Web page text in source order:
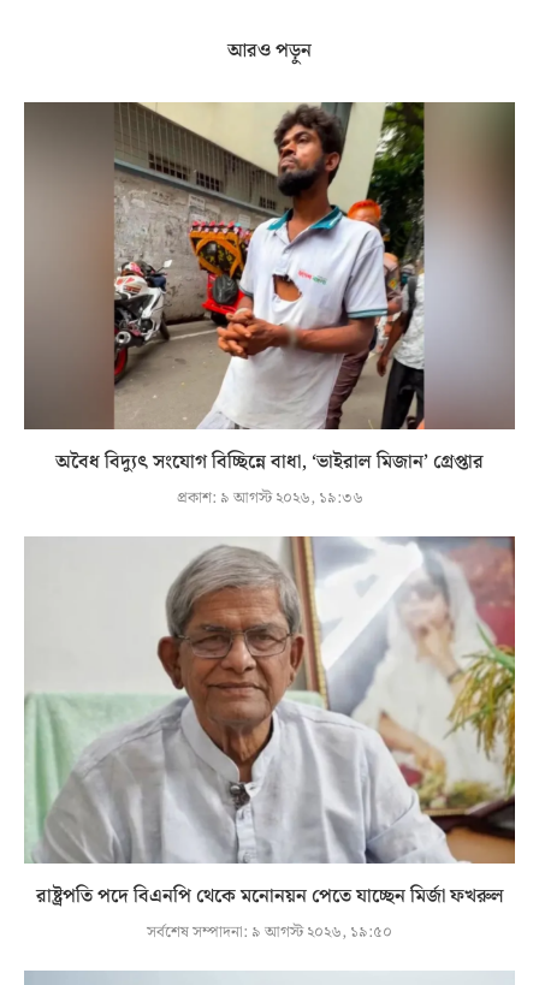
আরও পড়ুন
অবৈধ বিদ্যুৎ সংযোগ বিচ্ছিন্নে বাধা, ‘ভাইরাল মিজান’ গ্রেপ্তার
প্রকাশ: ৯ আগস্ট ২০২৬, ১৯:৩৬
রাষ্ট্রপতি পদে বিএনপি থেকে মনোনয়ন পেতে যাচ্ছেন মির্জা ফখরুল
সর্বশেষ সম্পাদনা: ৯ আগস্ট ২০২৬, ১৯:৫০